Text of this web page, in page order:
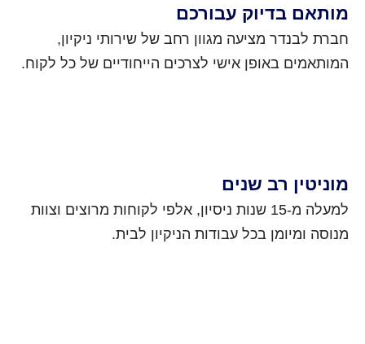
מותאם בדיוק עבורכם
חברת לבנדר מציעה מגוון רחב של שירותי ניקיון,
המותאמים באופן אישי לצרכים הייחודיים של כל לקוח.
מוניטין רב שנים
למעלה מ-15 שנות ניסיון, אלפי לקוחות מרוצים וצוות
מנוסה ומיומן בכל עבודות הניקיון לבית.